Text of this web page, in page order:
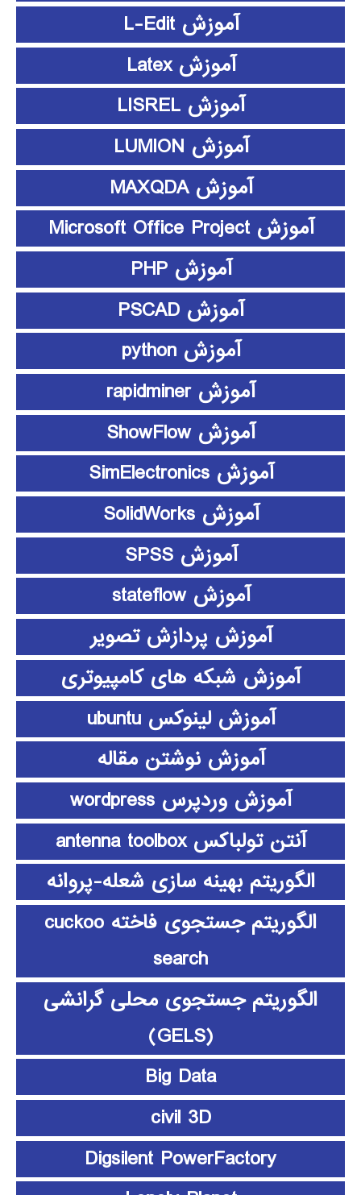
آموزش L-Edit
آموزش Latex
آموزش LISREL
آموزش LUMION
آموزش MAXQDA
آموزش Microsoft Office Project
آموزش PHP
آموزش PSCAD
آموزش python
آموزش rapidminer
آموزش ShowFlow
آموزش SimElectronics
آموزش SolidWorks
آموزش SPSS
آموزش stateflow
آموزش پردازش تصویر
آموزش شبکه های کامپیوتری
آموزش لینوکس ubuntu
آموزش نوشتن مقاله
آموزش وردپرس wordpress
آنتن تولباکس antenna toolbox
الگوریتم بهینه سازی شعله-پروانه
الگوریتم جستجوی فاخته cuckoo
search
الگوریتم جستجوی محلی گرانشی
(GELS)
Big Data
civil 3D
Digsilent PowerFactory